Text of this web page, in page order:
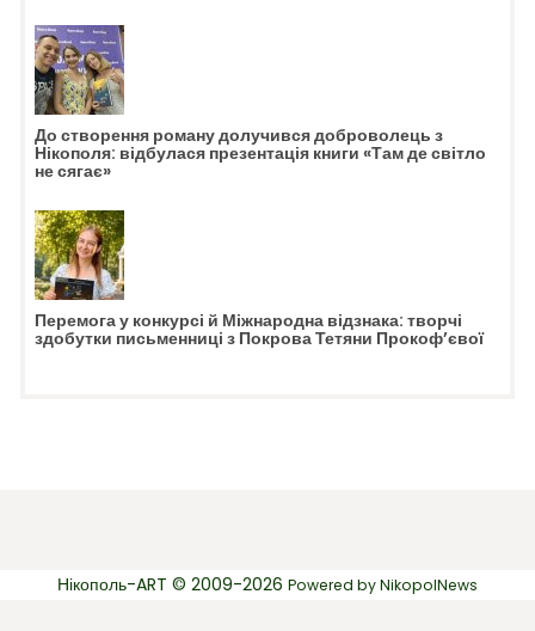
До створення роману долучився доброволець з
Нікополя: відбулася презентація книги «Там де світло
не сягає»
Перемога у конкурсі й Міжнародна відзнака: творчі
здобутки письменниці з Покрова Тетяни Прокоф’євої
Нікополь-ART © 2009-2026 Powered byNikopolNews